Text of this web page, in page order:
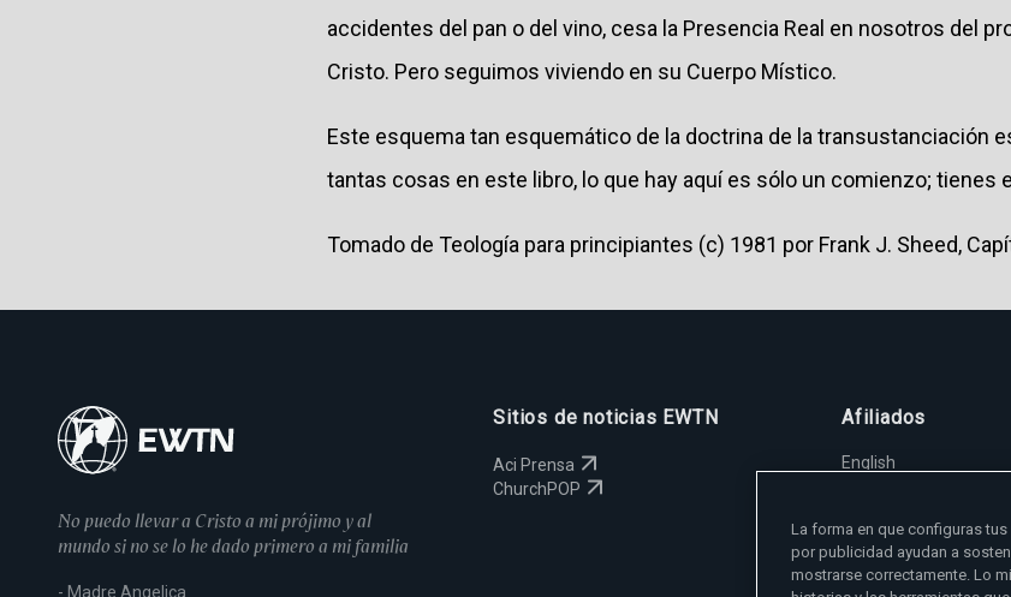
accidentes del pan o del vino, cesa la Presencia Real en nosotros del
Cristo. Pero seguimos viviendo en su Cuerpo Místico.
Este esquema tan esquemático de la doctrina de la transustanciación
tantas cosas en este libro, lo que hay aquí es sólo un comienzo; tienes
Tomado de Teología para principiantes (c) 1981 por Frank J. Sheed,
No puedo llevar a Cristo a mi prójimo y al
mundo si no se lo he dado primero a mi familia
- Madre Angelica
Sitios de noticias EWTN
Aci Prensa
ChurchPOP
Afiliados
English
Magyar
Svenska
Yкраїнська
La forma en que configuras
por publicidad ayudan a
mostrarse correctamente. Lo